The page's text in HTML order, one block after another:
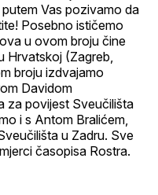
Vas pozivamo da
Posebno ističemo
u ovom broju čine
Hrvatskoj (Zagreb,
broju izdvajamo
Davidom
za povijest Sveučilišta
i s Antom Bralićem,
u Zadru. Sve
časopisa Rostra.